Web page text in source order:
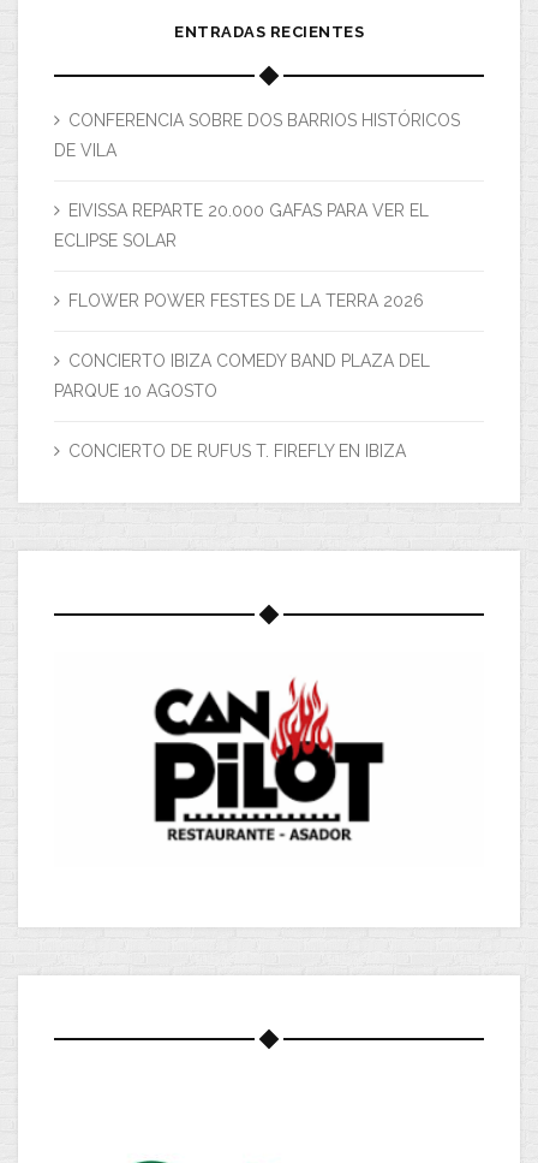
ENTRADAS RECIENTES
CONFERENCIA SOBRE DOS BARRIOS HISTÓRICOS
DE VILA
EIVISSA REPARTE 20.000 GAFAS PARA VER EL
ECLIPSE SOLAR
FLOWER POWER FESTES DE LA TERRA 2026
CONCIERTO IBIZA COMEDY BAND PLAZA DEL
PARQUE 10 AGOSTO
CONCIERTO DE RUFUS T. FIREFLY EN IBIZA